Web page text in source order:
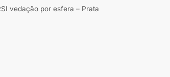
vedação por esfera – Prata